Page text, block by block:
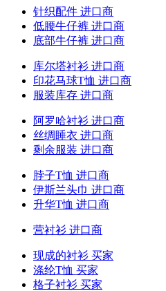
针织配件 进口商
低腰牛仔裤 进口商
底部牛仔裤 进口商
库尔塔衬衫 进口商
印花马球T恤 进口商
服装库存 进口商
阿罗哈衬衫 进口商
丝绸睡衣 进口商
剩余服装 进口商
脖子T恤 进口商
伊斯兰头巾 进口商
升华T恤 进口商
营衬衫 进口商
现成的衬衫 买家
涤纶T恤 买家
格子衬衫 买家